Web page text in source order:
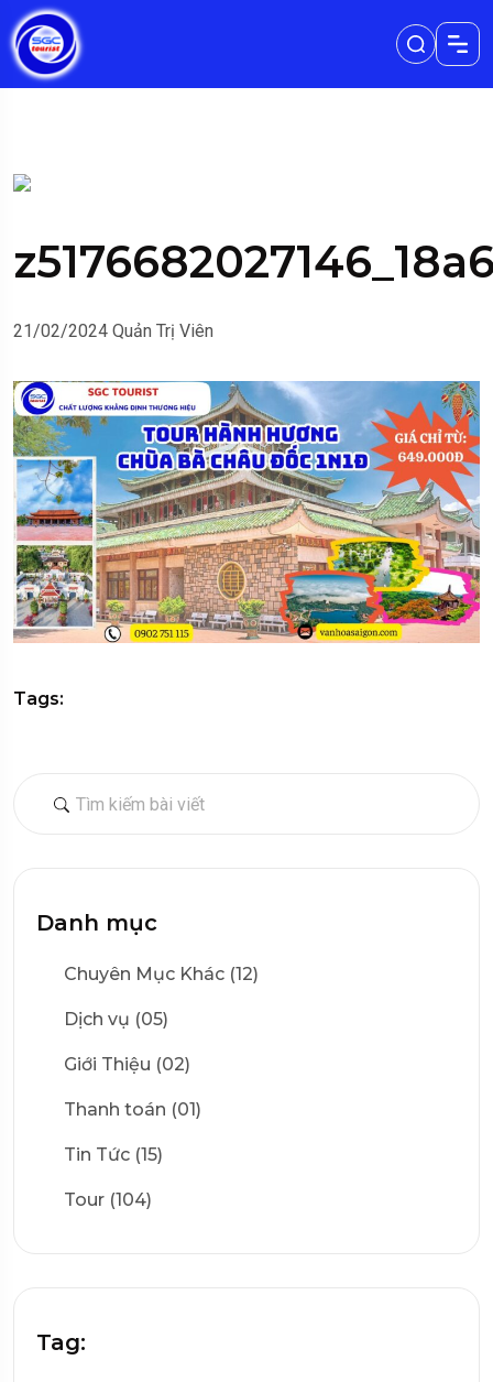
Danh mục
Chuyên Mục Khác (12)
Dịch vụ (05)
Giới Thiệu (02)
Thanh toán (01)
Tin Tức (15)
Tour (104)
Tag:
21/02/2024 Quản Trị Viên
Tags: